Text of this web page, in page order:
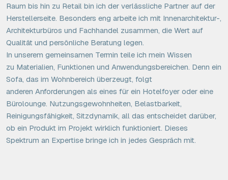
Raum bis hin zu Retail bin ich der verlässliche Partner auf der
Herstellerseite. Besonders eng arbeite ich mit Innenarchitektur-,
Architekturbüros und Fachhandel zusammen, die Wert auf
Qualität und persönliche Beratung legen.
In unserem gemeinsamen Termin teile ich mein Wissen
zu Materialien, Funktionen und Anwendungsbereichen. Denn ein
Sofa, das im Wohnbereich überzeugt, folgt
anderen Anforderungen als eines für ein Hotelfoyer oder eine
Bürolounge. Nutzungsgewohnheiten, Belastbarkeit,
Reinigungsfähigkeit, Sitzdynamik, all das entscheidet darüber,
ob ein Produkt im Projekt wirklich funktioniert. Dieses
Spektrum an Expertise bringe ich in jedes Gespräch mit.